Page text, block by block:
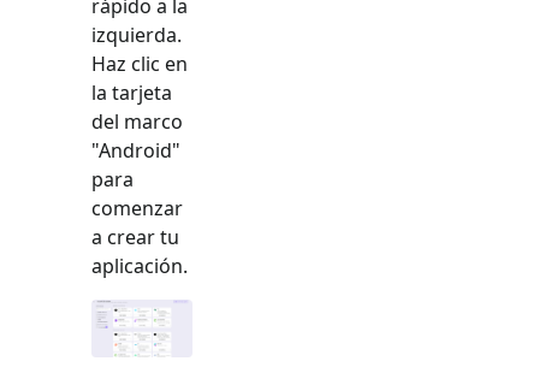
rápido a la
izquierda.
Haz clic en
la tarjeta
del marco
"Android"
para
comenzar
a crear tu
aplicación.